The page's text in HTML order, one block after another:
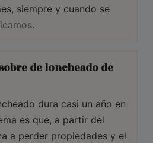
siempre y cuando se
.
de loncheado de
dura casi un año en
es que, a partir del
a perder propiedades y el